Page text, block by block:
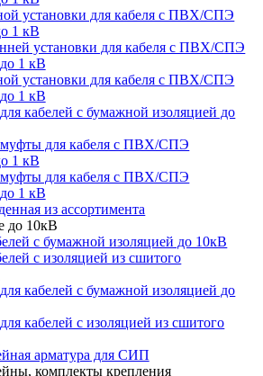
установки для кабеля с ПВХ/СПЭ
1 кВ
установки для кабеля с ПВХ/СПЭ
1 кВ
установки для кабеля с ПВХ/СПЭ
1 кВ
кабелей с бумажной изоляцией до
для кабеля с ПВХ/СПЭ
1 кВ
для кабеля с ПВХ/СПЭ
1 кВ
из ассортимента
до 10кВ
с бумажной изоляцией до 10кВ
с изоляцией из сшитого
кабелей с бумажной изоляцией до
кабелей с изоляцией из сшитого
арматура для СИП
комплекты крепления